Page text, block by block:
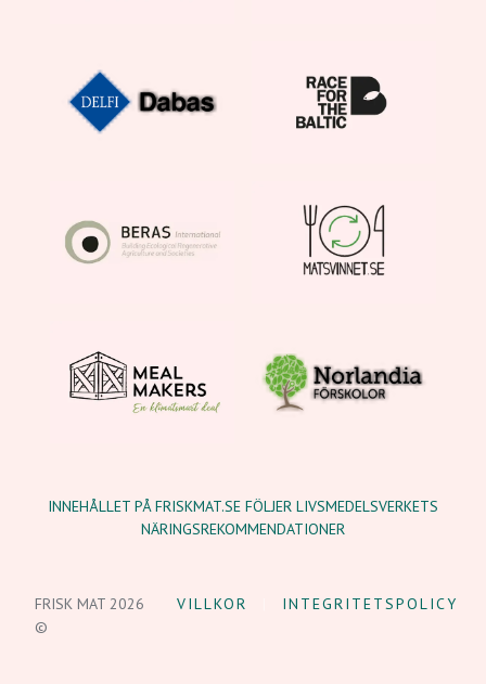
INNEHÅLLET PÅ FRISKMAT.SE FÖLJER LIVSMEDELSVERKETS
NÄRINGSREKOMMENDATIONER
FRISK MAT 2026
©
VILLKOR INTEGRITETSPOLICY